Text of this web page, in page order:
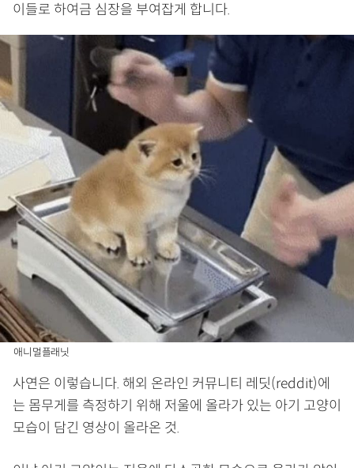
이들로 하여금 심장을 부여잡게 합니다.
애니멀플래닛
사연은 이렇습니다. 해외 온라인 커뮤니티 레딧(reddit)에
는 몸무게를 측정하기 위해 저울에 올라가 있는 아기 고양이
모습이 담긴 영상이 올라온 것.